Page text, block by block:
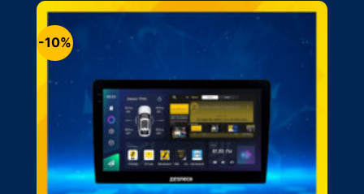
11.500.000₫.
-10%